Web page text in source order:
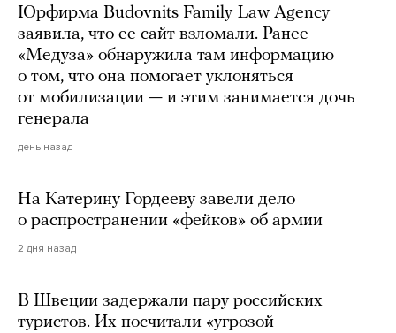
Юрфирма Budovnits Family Law Agency
заявила, что ее сайт взломали. Ранее
«Медуза» обнаружила там информацию
о том, что она помогает уклоняться
от мобилизации — и этим занимается дочь
генерала
день назад
На Катерину Гордееву завели дело
о распространении «фейков» об армии
2 дня назад
В Швеции задержали пару российских
туристов. Их посчитали «угрозой